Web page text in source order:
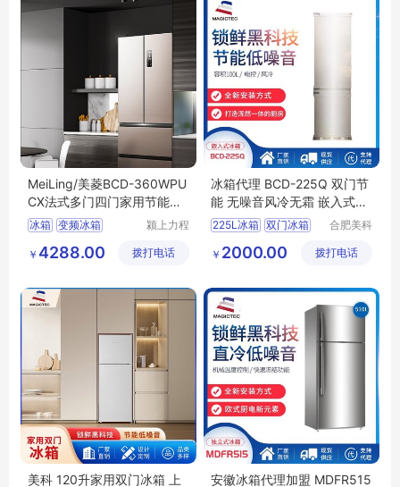
MeiLing/美菱BCD-360WPU
CX法式多门四门家用节能一
级变频冰箱保鲜
冰箱 变频冰箱
冰箱保鲜
美菱冰箱
颍上力程
有限公司
￥ 4288.00 拨打电话
冰箱代理 BCD-225Q 双门节
能 无噪音风冷无霜 嵌入式冰
柜
225L冰箱 双门冰箱
大容量冰箱
合肥美科
有限公司
￥ 2000.00 拨打电话
美科 120升家用双门冰箱 上 安徽冰箱代理加盟 MDFR515